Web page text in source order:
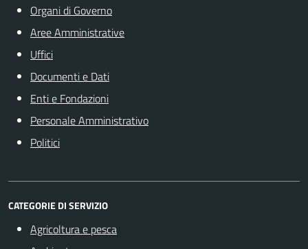
Organi di Governo
Aree Amministrative
Uffici
Documenti e Dati
Enti e Fondazioni
Personale Amministrativo
Politici
CATEGORIE DI SERVIZIO
Agricoltura e pesca